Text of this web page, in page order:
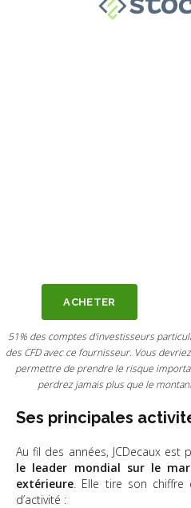
ACHETER
51% des comptes d'investisseurs
des CFD avec ce fournisseur. Vous
permettre de prendre le risque
perdrez jamais plus que le
Ses principales
Au fil des années, JCDecaux est
le leader mondial sur le
extérieure. Elle tire son chiffre
d’activité :